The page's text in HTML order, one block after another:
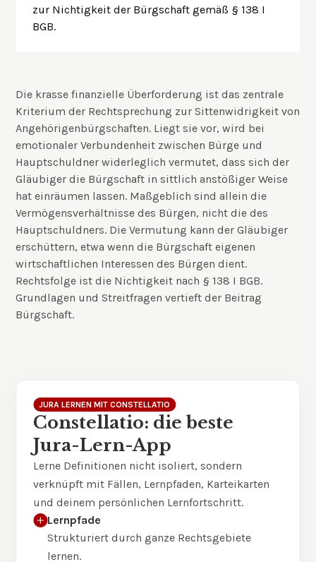
zur Nichtigkeit der Bürgschaft gemäß § 138 I
BGB.
Die krasse finanzielle Überforderung ist das zentrale
Kriterium der Rechtsprechung zur Sittenwidrigkeit von
Angehörigenbürgschaften. Liegt sie vor, wird bei
emotionaler Verbundenheit zwischen Bürge und
Hauptschuldner widerleglich vermutet, dass sich der
Gläubiger die Bürgschaft in sittlich anstößiger Weise
hat einräumen lassen. Maßgeblich sind allein die
Vermögensverhältnisse des Bürgen, nicht die des
Hauptschuldners. Die Vermutung kann der Gläubiger
erschüttern, etwa wenn die Bürgschaft eigenen
wirtschaftlichen Interessen des Bürgen dient.
Rechtsfolge ist die Nichtigkeit nach § 138 I BGB.
Grundlagen und Streitfragen vertieft der Beitrag
Bürgschaft.
JURA LERNEN MIT CONSTELLATIO
Constellatio: die beste
Jura-Lern-App
Lerne Definitionen nicht isoliert, sondern
verknüpft mit Fällen, Lernpfaden, Karteikarten
und deinem persönlichen Lernfortschritt.
Lernpfade
Strukturiert durch ganze Rechtsgebiete
lernen.